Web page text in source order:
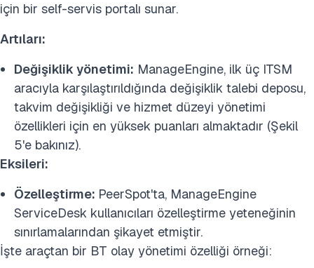
için bir self-servis portalı sunar.
Artıları:
Değişiklik yönetimi: ManageEngine, ilk üç ITSM
aracıyla karşılaştırıldığında değişiklik talebi deposu,
takvim değişikliği ve hizmet düzeyi yönetimi
özellikleri için en yüksek puanları almaktadır (Şekil
5'e bakınız).
Eksileri:
Özelleştirme: PeerSpot'ta, ManageEngine
ServiceDesk kullanıcıları özelleştirme yeteneğinin
sınırlamalarından şikayet etmiştir.
İşte araçtan bir BT olay yönetimi özelliği örneği: